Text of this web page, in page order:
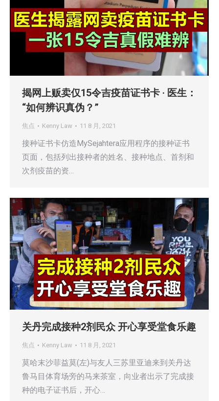
揭网上贩卖仅15令吉疫苗证书卡 · 医生：
“如何辨识真伪？”
焦点 Kenny Law 11 8 月, 2021
接种证书卡仿造MySejahtera应用程序的接种证书
页面，包括列出接种者的姓名、接种地点、首剂和
次剂疫苗的资…
关丹完成接种2剂民众 开心享受堂食乐趣
焦点 Kenny Law 11 8 月, 2021
莫哈末沙菲益莫(左)与友人三苏里亚迪来到关丹达
鲁马目体育场旁的马来茶室，向业者出示了完成接
种的电子证书后，开心…